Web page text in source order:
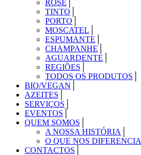
ROSÉ
TINTO
PORTO
MOSCATEL
ESPUMANTE
CHAMPANHE
AGUARDENTE
REGIÕES
TODOS OS PRODUTOS
BIO/VEGAN
AZEITES
SERVIÇOS
EVENTOS
QUEM SOMOS
A NOSSA HISTÓRIA
O QUE NOS DIFERENCIA
CONTACTOS